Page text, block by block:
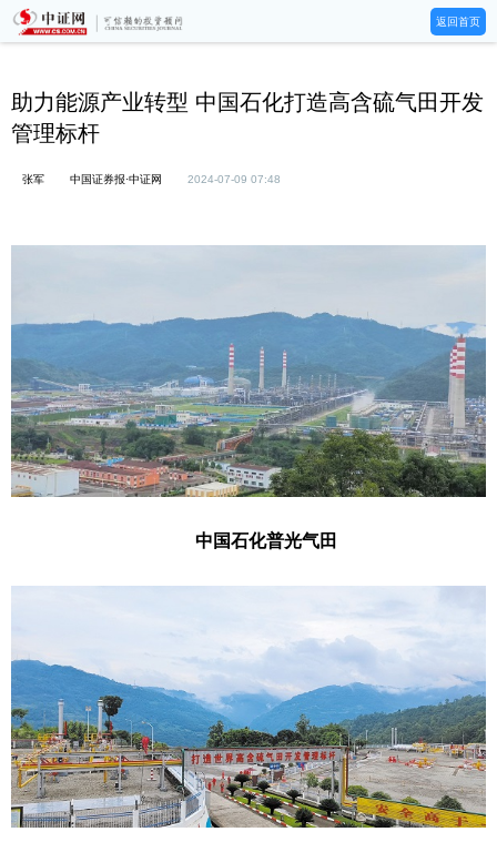
返回首页
助力能源产业转型 中国石化打造高含硫气田开发
管理标杆
张军 中国证券报·中证网 2024-07-09 07:48
中国石化普光气田